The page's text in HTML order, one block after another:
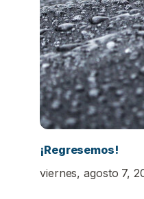
¡Regresemos!
viernes, agosto 7,